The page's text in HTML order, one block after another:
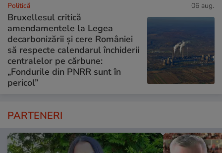
Politică 06 aug.
Bruxellesul critică
amendamentele la Legea
decarbonizării și cere României
să respecte calendarul închiderii
centralelor pe cărbune:
„Fondurile din PNRR sunt în
pericol”
PARTENERI